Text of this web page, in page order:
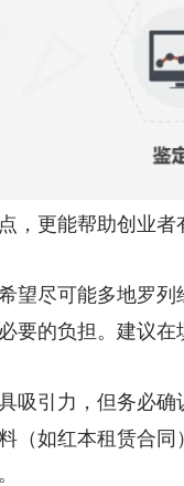
，更能帮助创业
望尽可能多地罗
要的负担。建议
吸引力，但务必
（如红本租赁合